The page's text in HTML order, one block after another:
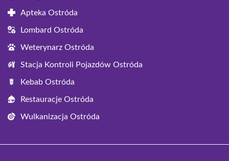
Apteka Ostróda
Lombard Ostróda
Weterynarz Ostróda
Stacja Kontroli Pojazdów Ostróda
Kebab Ostróda
Restauracje Ostróda
Wulkanizacja Ostróda